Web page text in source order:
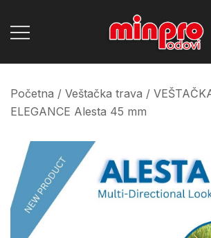
Minpro podovi
Početna / Veštačka trava /
ELEGANCE Alesta 45 mm